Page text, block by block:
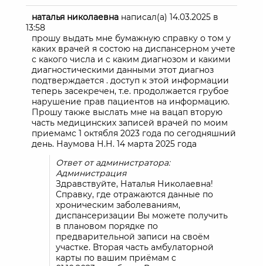
наталья николаевна написал(а) 14.03.2025 в
13:58
прошу выдать мне бумажную справку о том у
каких врачей я состою на диспансерном учете
с какого числа и с каким диагнозом и какими
диагностическими данными этот диагноз
подтверждается . доступ к этой информации
теперь засекречен, т.е. продолжается грубое
нарушение прав пациентов на информацию.
Прошу также выслать мне на вацап вторую
часть медицинских записей врачей по моим
приемамс 1 октябля 2023 года по сегодняшний
день. Наумова Н.Н. 14 марта 2025 года
Ответ от администратора:
Администрация
Здравствуйте, Наталья Николаевна!
Справку, где отражаются данные по
хроническим заболеваниям,
диспансеризации Вы можете получить
в плановом порядке по
предварительной записи на своём
участке. Вторая часть амбулаторной
карты по вашим приёмам с